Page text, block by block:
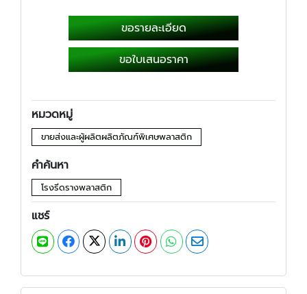
ขอรายละเอียด
ขอใบเสนอราคา
หมวดหมู่
ขายส่งและผู้ผลิตผลิตภัณฑ์พิเศษพลาสติก
คำค้นหา
โรงรีดรางพลาสติก
แชร์